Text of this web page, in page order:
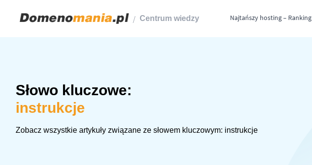
/ Centrum wiedzy Najtańszy hosting – Ranking
Słowo kluczowe:
instrukcje
Zobacz wszystkie artykuły związane ze słowem kluczowym: instrukcje